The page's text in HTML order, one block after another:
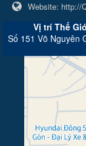
Website: http://
Vị trí Thế
Số 151 Võ Nguyên